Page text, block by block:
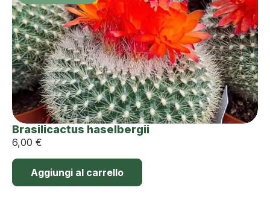
Brasilicactus haselbergii
6,00 €
Aggiungi al carrello